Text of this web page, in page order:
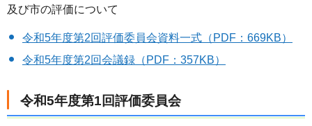
及び市の評価について
令和5年度第2回評価委員会資料一式（PDF：669KB）
令和5年度第2回会議録（PDF：357KB）
令和5年度第1回評価委員会